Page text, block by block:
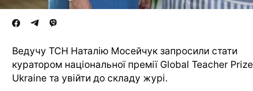
Ведучу ТСН Наталію Мосейчук запроcили стати
куратором національної премії Global Teacher Prize
Ukraine та увійти до складу журі.